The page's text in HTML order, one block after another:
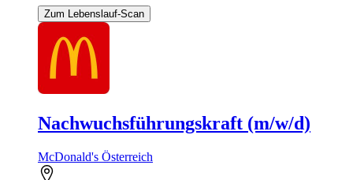
Zum Lebenslauf-Scan
Nachwuchsführungskraft (m/w/d)
McDonald's Österreich